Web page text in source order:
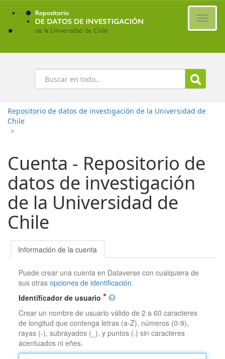
Ir
contenido
principal
Buscar
Repositorio de datos de investigación de la Universidad de
Chile
>
Cuenta - Repositorio de
datos de investigación
de la Universidad de
Chile
Información de la cuenta
Puede crear una cuenta en Dataverse con cualquiera de
sus otrasopciones de identificación.
Identificador de usuario
Crear un nombre de usuario válido de 2 a 60 caracteres
de longitud que contenga letras (a-Z), números (0-9),
rayas (-), subrayados (_), y puntos (.) sin caracteres
acentuados ni eñes.